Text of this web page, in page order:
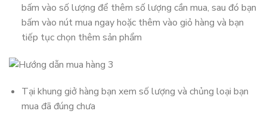
bấm vào số lượng để thêm số lượng cần mua, sau đó bạn
bấm vào nút mua ngay hoặc thêm vào giỏ hàng và bạn
tiếp tục chọn thêm sản phẩm
Tại khung giở hàng bạn xem số lượng và chủng loại bạn
mua đã đúng chưa